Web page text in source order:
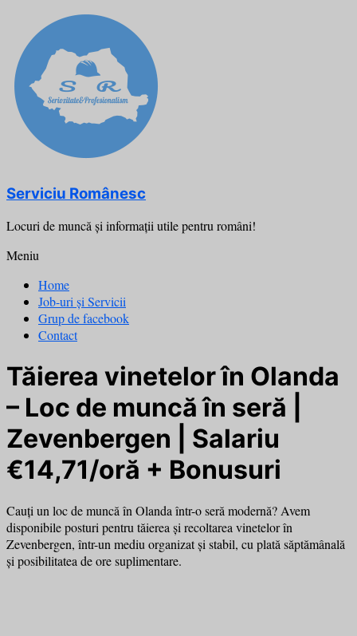
content
Serviciu Românesc
Locuri de muncă şi informații utile pentru români!
Meniu
Home
Job-uri și Servicii
Grup de facebook
Contact
Tăierea vinetelor în Olanda
– Loc de muncă în seră |
Zevenbergen | Salariu
€14,71/oră + Bonusuri
Cauți un loc de muncă în Olanda într-o seră modernă? Avem
disponibile posturi pentru tăierea și recoltarea vinetelor în
Zevenbergen, într-un mediu organizat și stabil, cu plată săptămânală
și posibilitatea de ore suplimentare.